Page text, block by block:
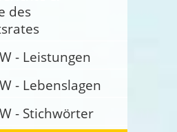
des
- Leistungen
- Lebenslagen
- Stichwörter